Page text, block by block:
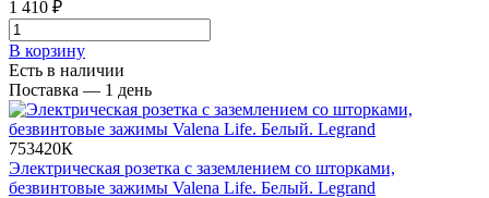
1 410 ₽
В корзинy
Есть в наличии
Поставка — 1 день
753420К
Электрическая розетка с заземлением со шторками,
безвинтовые зажимы Valena Life. Белый. Legrand